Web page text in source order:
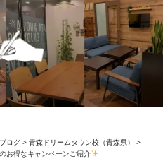
式】スクールブロ
ログ > 青森ドリームタウン校（青森県）
>
お得なキャンペーンご紹介